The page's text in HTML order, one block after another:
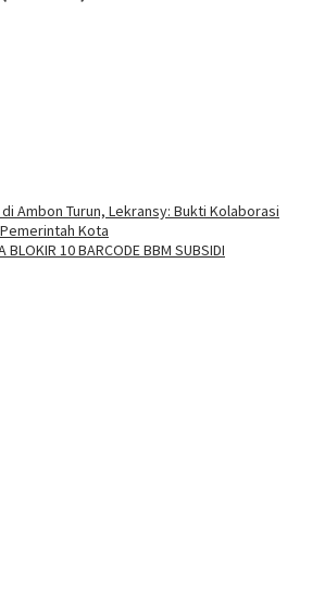
Ambon Turun, Lekransy: Bukti Kolaborasi
Kota
BLOKIR 10 BARCODE BBM SUBSIDI